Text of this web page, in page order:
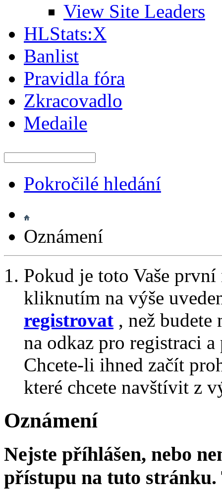
View Site Leaders
HLStats:X
Banlist
Pravidla fóra
Zkracovadlo
Medaile
Pokročilé hledání
Oznámení
Pokud je toto Vaše
kliknutím na výše
registrovat , než
na odkaz pro registraci
Chcete-li ihned začít
které chcete navštívit z
Oznámení
Nejste příhlášen, nebo
přístupu na tuto